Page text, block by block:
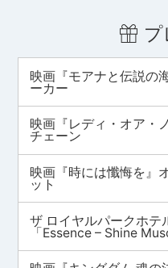
プ
映画『モアナと伝説の
ーカー
映画『レディ・オア・
チェーン
映画『時には懺悔を』
ット
ザ ロイヤルパークホテ
「Essence – Shine